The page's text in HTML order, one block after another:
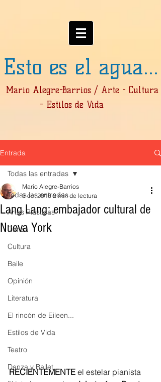
Esto es el agua...
Mario Alegre-Barrios / Arte - Cultura
- Estilos de Vida
Entrada
Todas las entradas
Artes Plásticas
Danza
Cultura
Baile
Opinión
Literatura
El rincón de Eileen...
Estilos de Vida
Teatro
Danza y Ballet
Todas las entradas
Lang Lang: embajador cultural de
Nueva York
Mario Alegre-Barrios
3 oct 2016 2 min de lectura
RECIENTEMENTE el estelar pianista